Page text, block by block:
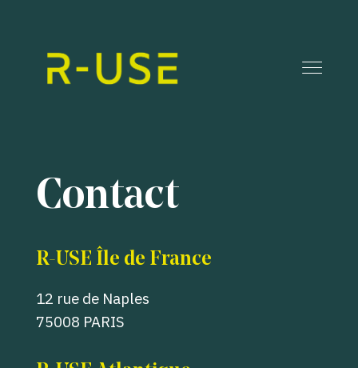
Contact
R-USE Île de France
12 rue de Naples
75008 PARIS